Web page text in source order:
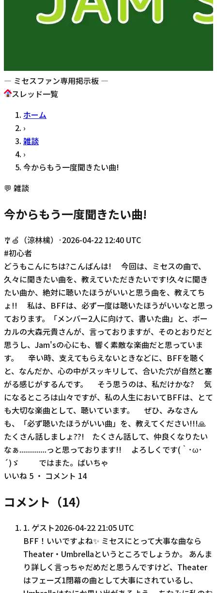
— ミセスファン専用掲示板 —
スレッド一覧
ホーム
›
雑談
›
今からもう一度聞きたい曲!
💬 雑談
今からもう一度聞きたい曲!
🎐🍏（涼林檎） ·2026-04-22 12:40 UTC
#初心者
どうもこんにちは?こんばんは! 今回は、ミセスの曲で、
久々に聞きたい曲を、教えていただきたいです!久々に聞き
たい曲か、絶対に聴いたほうがいいと思う曲を、教えてち
ょ!! 私は、BFFは、必ず一度は聴いたほうがいいなと思っ
ております。「メンバー2人に向けて、書いた曲」と、ボー
カルの大森元貴さんが、言っておりますが、そのとおりだと
思うし、Jam'sの心にも、響く素敵な楽曲だと思っていま
す。 辛い時、支えてもらえないときなどに、BFFを聴く
と、なんだか、心の中がスッキリして、合いた穴が自然と塞
がる感じがするんです。 そう思うのは、私だけかな? 気
になるところは山々ですが、私の人生においてBFFは、とて
も大切な楽曲として、聴いています。 ぜひ、みなさん
も、「必ず聴いたほうがいい曲」を、教えてください!!!🙏
たくさん話しましょ??! たくさん話して、仲良くなりたい
なぁ..............っと思っております!! よろしくです(｀･ω･
´)ゞ ではまた。ばいちゃ
いいね 5 ・ コメント 14
コメント（14）
1. ゲスト2026-04-22 21:05 UTC
BFF！いいですよね✨️ ミセスにとって大事な曲なら
Theater・Umbrellaというところでしょうか。 あんま
り詳しく言っちゃだめだと思うんですけど、Theater
はフェーズ1閉幕の曲として大事にされているし、